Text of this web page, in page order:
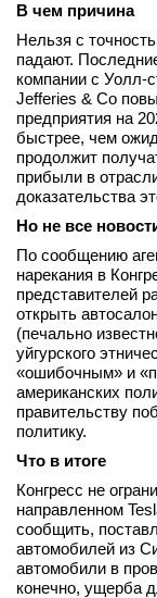
Стать
Вход
В чем причина
Нельзя с
падают.
компании с Уолл-
Jefferies & Co
предприятия на
быстрее, чем
продолжит
прибыли в
доказательства
Но не все
По сообщению
нарекания в
представителей
открыть
(печально
уйгурского
«ошибочным» и
американских
правительству
политику.
Что в итоге
Конгресс не
направленном
сообщить,
автомобилей из
автомобили в
конечно, ущерба